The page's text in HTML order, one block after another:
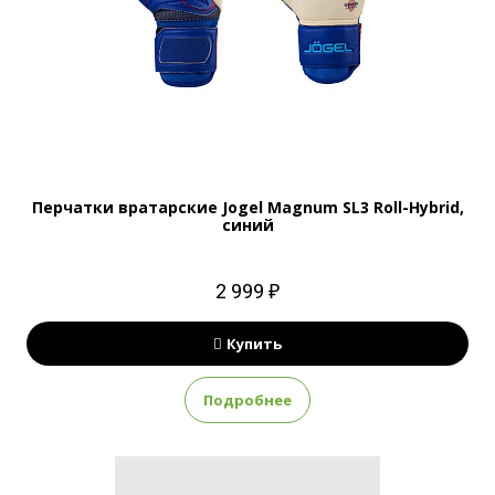
Перчатки вратарские Jogel Magnum SL3 Roll-Hybrid,
синий
2 999 ₽
Купить
Подробнее